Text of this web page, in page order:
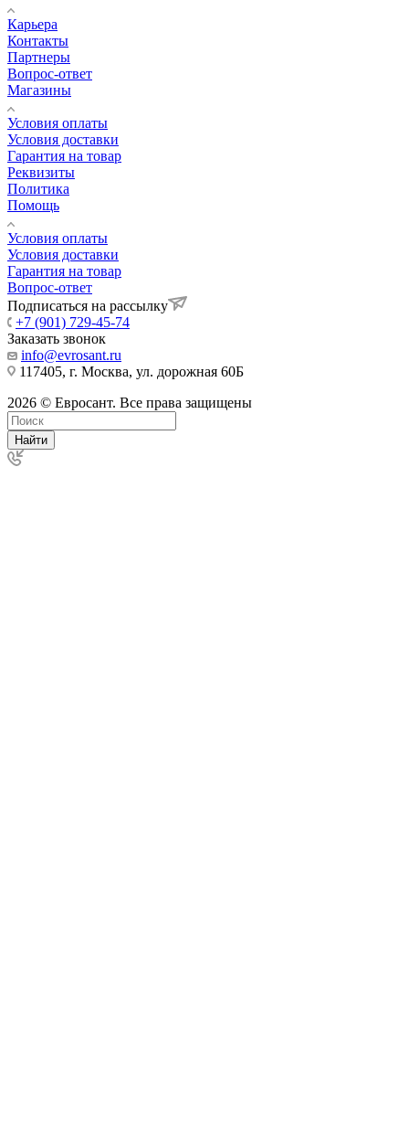
Карьера
Контакты
Партнеры
Вопрос-ответ
Магазины
Условия оплаты
Условия доставки
Гарантия на товар
Реквизиты
Политика
Помощь
Условия оплаты
Условия доставки
Гарантия на товар
Вопрос-ответ
Подписаться на рассылку
+7 (901) 729-45-74
Заказать звонок
info@evrosant.ru
117405, г. Москва, ул. дорожная 60Б
2026 © Евросант. Все права защищены
Найти